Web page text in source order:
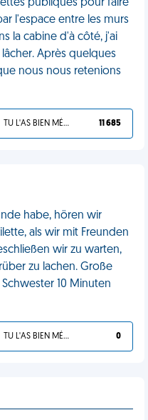
publiques pour faire
l'espace entre les murs
la cabine d'à côté, j'ai
Après quelques
nous nous retenions
TU L'AS BIEN MÉRITÉ 11 685
habe, hören wir
als wir mit Freunden
wir zu warten,
zu lachen. Große
10 Minuten
TU L'AS BIEN MÉRITÉ 0